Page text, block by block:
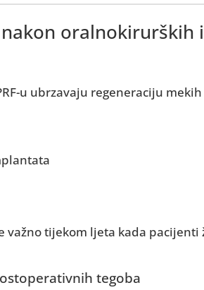
nakon
u ubrzavaju regeneraciju
važno tijekom ljeta kada
tegoba